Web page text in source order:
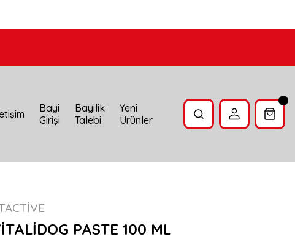
Bayi
Girişi
Bayilik
Talebi
Yeni
Ürünler
PASTE 100 ML